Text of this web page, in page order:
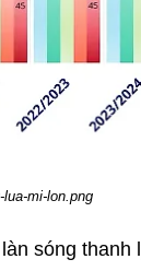
lua-mi-lon.png
sóng thanh